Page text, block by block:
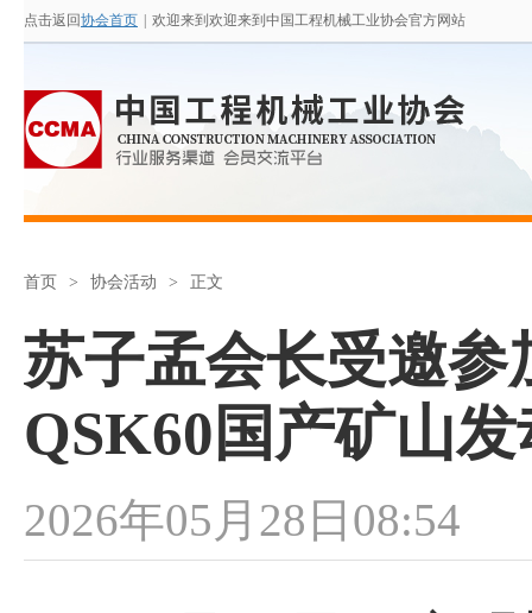
点击返回协会首页 欢迎来到欢迎来到中国工程机械工业协会官方网站
首页 > 协会活动 > 正文
苏子孟会长受邀参
QSK60国产矿山
2026年05月28日08:54